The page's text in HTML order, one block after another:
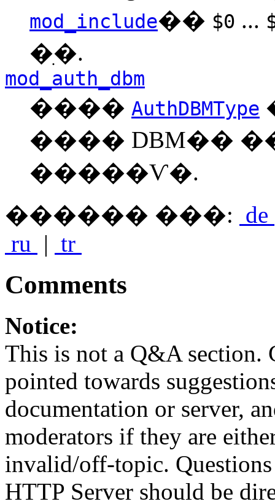
mod_include�� $0 ...
�ִ�.
mod_auth_dbm
���� AuthDBMType
���� DBM��
�����Ѵ�.
������ ���: de
ru | tr
Comments
Notice:
This is not a Q&A section.
pointed towards
documentation or server,
moderators if they are
invalid/off-topic.
HTTP Server should be